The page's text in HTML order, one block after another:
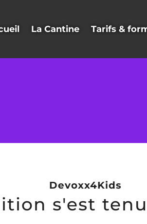
La Cantine Tarifs &
Devoxx4Kids
s'est